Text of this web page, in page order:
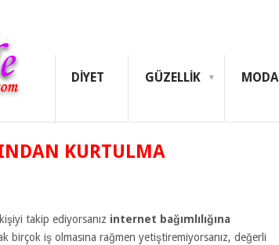
DIYET GÜZELLIK MODA
KURTULMA
takip ediyorsanız internet bağımlılığına
birçok iş olmasına rağmen yetiştiremiyorsanız, değerli